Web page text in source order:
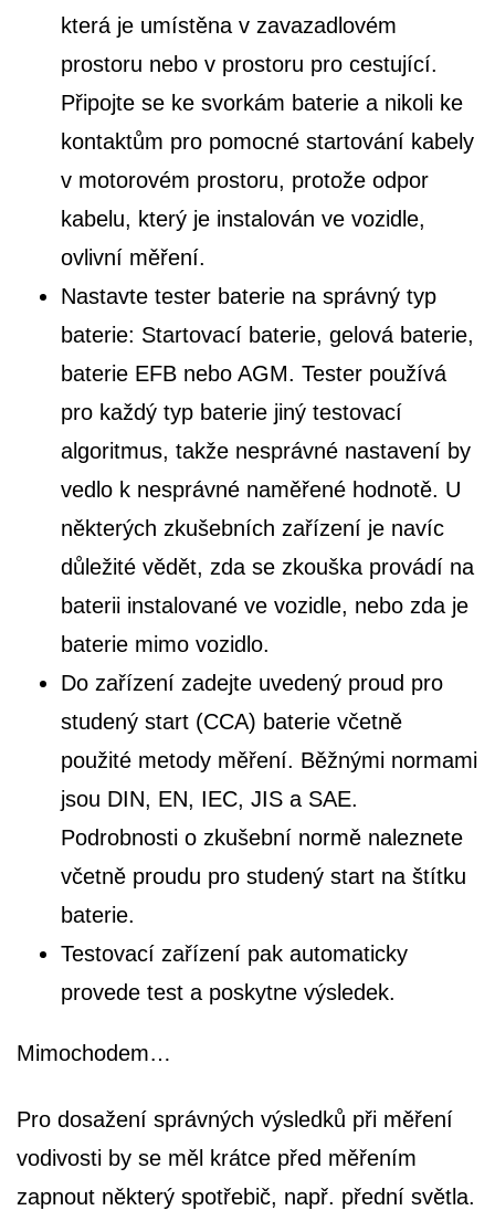
která je umístěna v zavazadlovém
prostoru nebo v prostoru pro cestující.
Připojte se ke svorkám baterie a nikoli ke
kontaktům pro pomocné startování kabely
v motorovém prostoru, protože odpor
kabelu, který je instalován ve vozidle,
ovlivní měření.
Nastavte tester baterie na správný typ
baterie: Startovací baterie, gelová baterie,
baterie EFB nebo AGM. Tester používá
pro každý typ baterie jiný testovací
algoritmus, takže nesprávné nastavení by
vedlo k nesprávné naměřené hodnotě. U
některých zkušebních zařízení je navíc
důležité vědět, zda se zkouška provádí na
baterii instalované ve vozidle, nebo zda je
baterie mimo vozidlo.
Do zařízení zadejte uvedený proud pro
studený start (CCA) baterie včetně
použité metody měření. Běžnými normami
jsou DIN, EN, IEC, JIS a SAE.
Podrobnosti o zkušební normě naleznete
včetně proudu pro studený start na štítku
baterie.
Testovací zařízení pak automaticky
provede test a poskytne výsledek.
Mimochodem…
Pro dosažení správných výsledků při měření
vodivosti by se měl krátce před měřením
zapnout některý spotřebič, např. přední světla.